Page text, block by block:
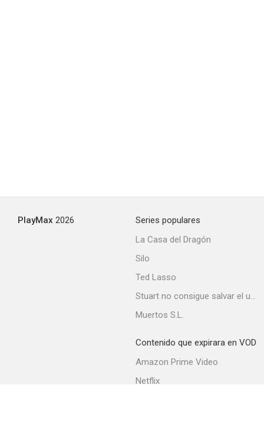
PlayMax 2026
Series populares
La Casa del Dragón
Silo
Ted Lasso
Stuart no consigue salvar el universo
Muertos S.L.
Contenido que expirara en VOD
Amazon Prime Video
Netflix